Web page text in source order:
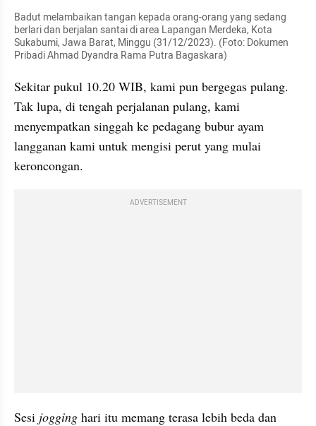
Badut melambaikan tangan kepada orang-orang yang sedang
berlari dan berjalan santai di area Lapangan Merdeka, Kota
Sukabumi, Jawa Barat, Minggu (31/12/2023). (Foto: Dokumen
Pribadi Ahmad Dyandra Rama Putra Bagaskara)
Sekitar pukul 10.20 WIB, kami pun bergegas pulang.
Tak lupa, di tengah perjalanan pulang, kami
menyempatkan singgah ke pedagang bubur ayam
langganan kami untuk mengisi perut yang mulai
keroncongan.
ADVERTISEMENT
Sesi jogging hari itu memang terasa lebih beda dan